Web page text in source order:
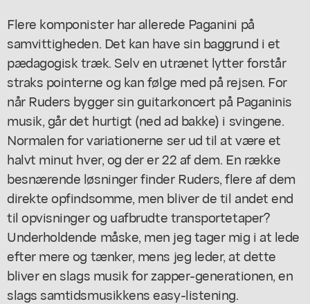
Flere komponister har allerede Paganini på
samvittigheden. Det kan have sin baggrund i et
pædagogisk træk. Selv en utrænet lytter forstår
straks pointerne og kan følge med på rejsen. For
når Ruders bygger sin guitarkoncert på Paganinis
musik, går det hurtigt (ned ad bakke) i svingene.
Normalen for variationerne ser ud til at være et
halvt minut hver, og der er 22 af dem. En række
besnærende løsninger finder Ruders, flere af dem
direkte opfindsomme, men bliver de til andet end
til opvisninger og uafbrudte transportetaper?
Underholdende måske, men jeg tager mig i at lede
efter mere og tænker, mens jeg leder, at dette
bliver en slags musik for zapper-generationen, en
slags samtidsmusikkens easy-listening.